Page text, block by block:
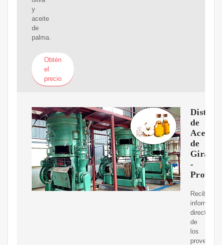
y
aceite
de
palma.
Obtén
el
precio
de
Aceite
de
Girasol
-
Recibe
de
los